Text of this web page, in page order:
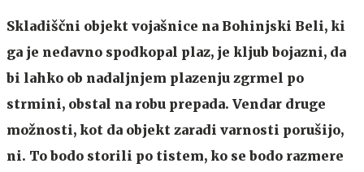
Skladiščni objekt vojašnice na Bohinjski Beli, ki
ga je nedavno spodkopal plaz, je kljub bojazni, da
bi lahko ob nadaljnjem plazenju zgrmel po
strmini, obstal na robu prepada. Vendar druge
možnosti, kot da objekt zaradi varnosti porušijo,
ni. To bodo storili po tistem, ko se bodo razmere